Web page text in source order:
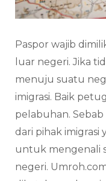
Paspor wajib
luar negeri. Jika
menuju suatu
imigrasi. Baik
pelabuhan.
dari pihak imigrasi
untuk mengenali
negeri.